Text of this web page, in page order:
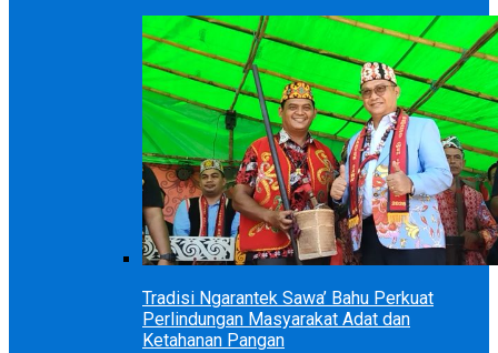
Tradisi Ngarantek Sawa’ Bahu Perkuat
Perlindungan Masyarakat Adat dan
Ketahanan Pangan